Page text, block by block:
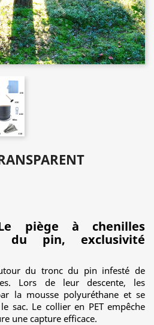
piège à chenilles
du pin, exclusivité
du tronc du pin infesté de
Lors de leur descente, les
la mousse polyuréthane et se
sac. Le collier en PET empêche
une capture efficace.